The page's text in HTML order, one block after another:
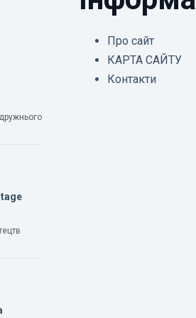
Про сайт
КАРТА САЙТУ
Контакти